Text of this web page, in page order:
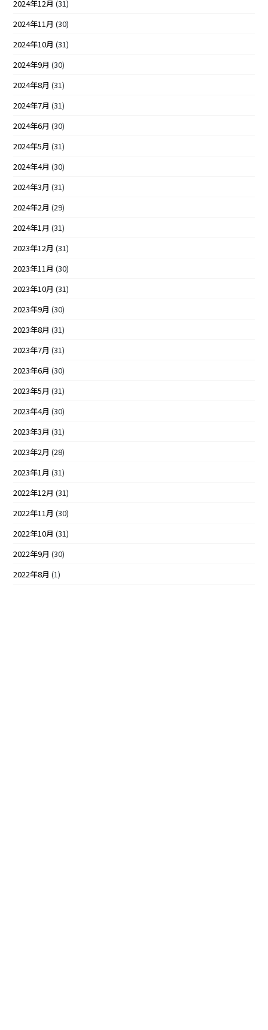
2024年12月 (31)
2024年11月 (30)
2024年10月 (31)
2024年9月 (30)
2024年8月 (31)
2024年7月 (31)
2024年6月 (30)
2024年5月 (31)
2024年4月 (30)
2024年3月 (31)
2024年2月 (29)
2024年1月 (31)
2023年12月 (31)
2023年11月 (30)
2023年10月 (31)
2023年9月 (30)
2023年8月 (31)
2023年7月 (31)
2023年6月 (30)
2023年5月 (31)
2023年4月 (30)
2023年3月 (31)
2023年2月 (28)
2023年1月 (31)
2022年12月 (31)
2022年11月 (30)
2022年10月 (31)
2022年9月 (30)
2022年8月 (1)